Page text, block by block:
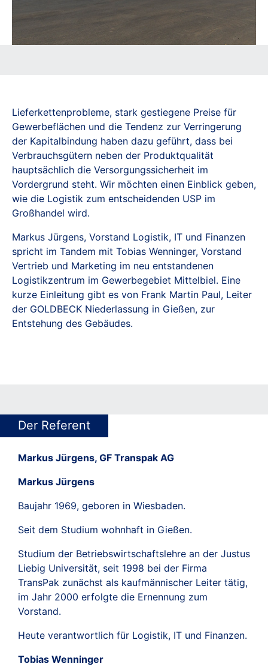
Lieferkettenprobleme, stark gestiegene Preise für
Gewerbeflächen und die Tendenz zur Verringerung
der Kapitalbindung haben dazu geführt, dass bei
Verbrauchsgütern neben der Produktqualität
hauptsächlich die Versorgungssicherheit im
Vordergrund steht. Wir möchten einen Einblick geben,
wie die Logistik zum entscheidenden USP im
Großhandel wird.
Markus Jürgens, Vorstand Logistik, IT und Finanzen
spricht im Tandem mit Tobias Wenninger, Vorstand
Vertrieb und Marketing im neu entstandenen
Logistikzentrum im Gewerbegebiet Mittelbiel. Eine
kurze Einleitung gibt es von Frank Martin Paul, Leiter
der GOLDBECK Niederlassung in Gießen, zur
Entstehung des Gebäudes.
Der Referent
Markus Jürgens, GF Transpak AG
Markus Jürgens
Baujahr 1969, geboren in Wiesbaden.
Seit dem Studium wohnhaft in Gießen.
Studium der Betriebswirtschaftslehre an der Justus
Liebig Universität, seit 1998 bei der Firma
TransPak zunächst als kaufmännischer Leiter tätig,
im Jahr 2000 erfolgte die Ernennung zum
Vorstand.
Heute verantwortlich für Logistik, IT und Finanzen.
Tobias Wenninger